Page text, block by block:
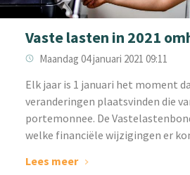
Vaste lasten in 2021
Maandag 04 januari 2021 09:11
Elk jaar is 1 januari het moment
veranderingen plaatsvinden die
portemonnee. De
welke financiële wijzigingen er
Lees meer